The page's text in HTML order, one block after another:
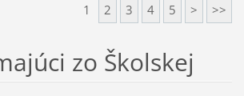
1 2 3 4 5 > >>
zo Školskej